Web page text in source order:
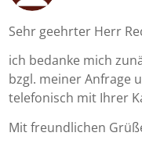
Sehr geehrter Herr
ich bedanke mich
bzgl. meiner Anfrage
telefonisch mit Ihrer
Mit freundlichen